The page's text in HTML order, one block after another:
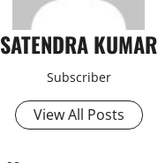
SATENDRA KUMAR
Subscriber
View All Posts